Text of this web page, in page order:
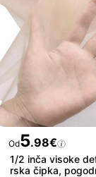
Od5.98€
1/2 inča visoke
rska čipka,